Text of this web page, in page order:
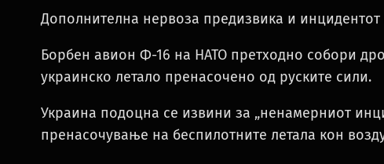
Дополнителна нервоза предизвика и инцидентот
Борбен авион Ф-16 на НАТО претходно собори
украинско летало пренасочено од руските сили.
Украина подоцна се извини за „ненамерниот
пренасочување на беспилотните летала кон